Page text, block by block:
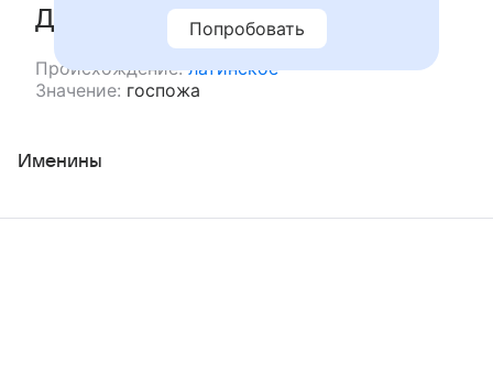
Домникия
Происхождение: латинское
Значение: госпожа
Именины
Попробовать